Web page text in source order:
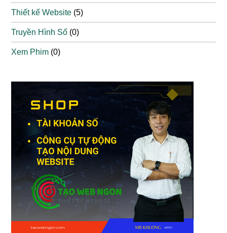
Thiết kế Website (5)
Truyền Hình Số (0)
Xem Phim (0)